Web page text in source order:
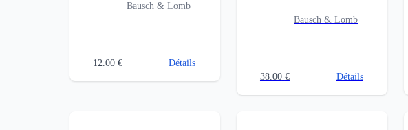
Bausch & Lomb
12.00 € Détails
Bausch & Lomb
38.00 € Détails